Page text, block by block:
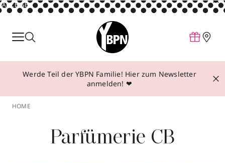
ANZEIGE
Parfum
Make-up
Behandlungen
Über YBPN
Werde Teil der YBPN Familie! Hier zum Newsletter
anmelden! ❤
HOME
Parfümerie CB